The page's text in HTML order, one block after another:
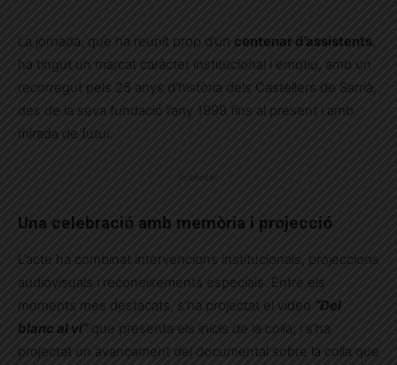
La jornada, que ha reunit prop d’un centenar d’assistents
ha tingut un marcat caràcter institucional i emotiu, amb un
recorregut pels 25 anys d’història dels Castellers de Sarrià,
des de la seva fundació l’any 1999 fins al present i amb
mirada de futur.
Una celebració amb memòria i projecció
L’acte ha combinat intervencions institucionals, projeccions
audiovisuals i reconeixements especials. Entre els
moments més destacats, s’ha projectat el vídeo “Del
blanc al vi” que presenta els inicis de la colla; i s’ha
projectat un avançament del documental sobre la colla que